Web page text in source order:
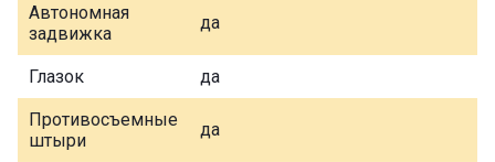
Автономная
задвижка
да
Глазок да
Противосъемные
штыри
да